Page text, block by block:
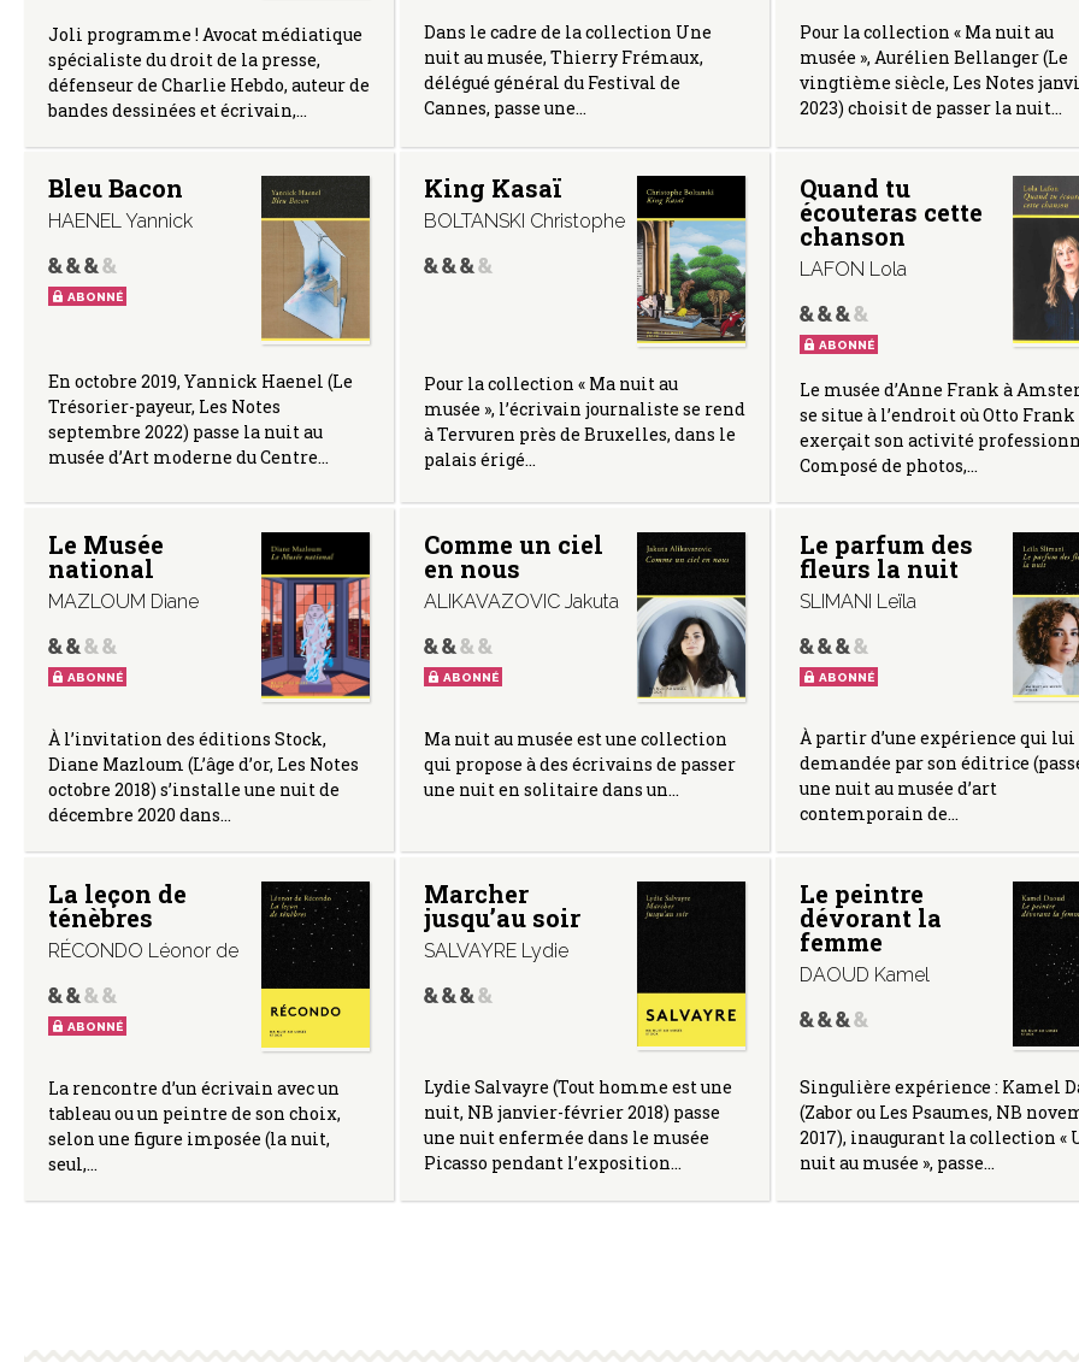
Joli programme ! Avocat médiatique
spécialiste du droit de la presse,
défenseur de Charlie Hebdo, auteur de
bandes dessinées et écrivain,…
Dans le cadre de la collection Une
nuit au musée, Thierry Frémaux,
délégué général du Festival de
Cannes, passe une…
Pour la collection « Ma nuit au
musée », Aurélien Bellanger (Le
vingtième siècle, Les Notes
2023) choisit de passer la nuit…
Bleu Bacon
HAENEL Yannick
ABONNÉ
En octobre 2019, Yannick Haenel (Le
Trésorier-payeur, Les Notes
septembre 2022) passe la nuit au
musée d’Art moderne du Centre…
King Kasaï
BOLTANSKI Christophe
Pour la collection « Ma nuit au
musée », l’écrivain journaliste se rend
à Tervuren près de Bruxelles, dans le
palais érigé…
Quand tu
écouteras cette
chanson
LAFON Lola
ABONNÉ
Le musée d’Anne Frank à
se situe à l’endroit où Otto Frank
exerçait son activité
Composé de photos,…
Le Musée
national
MAZLOUM Diane
ABONNÉ
À l’invitation des éditions Stock,
Diane Mazloum (L’âge d’or, Les Notes
octobre 2018) s’installe une nuit de
décembre 2020 dans…
Comme un ciel
en nous
ALIKAVAZOVIC Jakuta
ABONNÉ
Ma nuit au musée est une collection
qui propose à des écrivains de passer
une nuit en solitaire dans un…
Le parfum des
fleurs la nuit
SLIMANI Leïla
ABONNÉ
À partir d’une expérience qui lui
demandée par son éditrice
une nuit au musée d’art
contemporain de…
La leçon de
ténèbres
RÉCONDO Léonor de
ABONNÉ
La rencontre d’un écrivain avec un
tableau ou un peintre de son choix,
selon une figure imposée (la nuit,
seul,…
Marcher
jusqu’au soir
SALVAYRE Lydie
Lydie Salvayre (Tout homme est une
nuit, NB janvier-février 2018) passe
une nuit enfermée dans le musée
Picasso pendant l’exposition…
Le peintre
dévorant la
femme
DAOUD Kamel
Singulière expérience : Kamel
(Zabor ou Les Psaumes, NB
2017), inaugurant la collection «
nuit au musée », passe…